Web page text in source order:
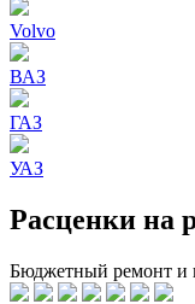
Volvo
ВАЗ
ГАЗ
УАЗ
Расценки на
Бюджетный ремонт и